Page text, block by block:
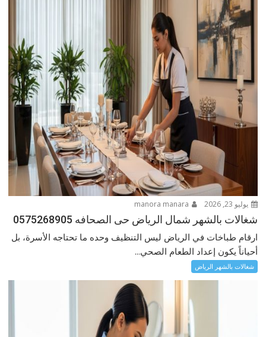
يوليو 23, 2026
شغالات بالشهر شمال الرياض حى الصحافه 0575268905
ارقام طباخات في الرياض ليس التنظيف وحده ما تحتاجه الأسرة، بل
أحياناً يكون إعداد الطعام الصحي...
شغالات بالشهر الرياض